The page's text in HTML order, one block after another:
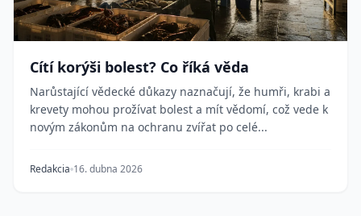
Cítí korýši bolest? Co říká věda
Narůstající vědecké důkazy naznačují, že humři, krabi a
krevety mohou prožívat bolest a mít vědomí, což vede k
novým zákonům na ochranu zvířat po celé...
Redakcia 16. dubna 2026